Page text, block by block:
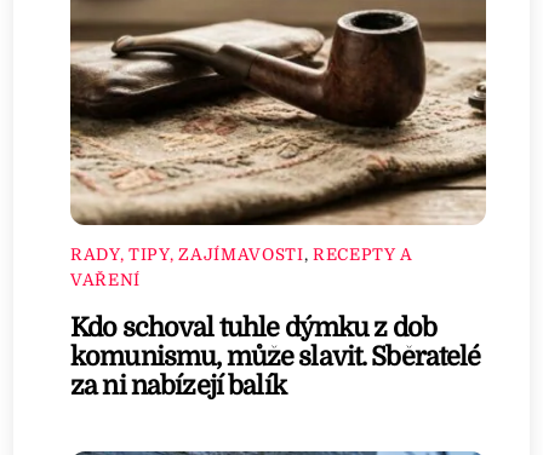
RADY, TIPY, ZAJÍMAVOSTI, RECEPTY A
VAŘENÍ
Kdo schoval tuhle dýmku z dob
komunismu, může slavit. Sběratelé
za ni nabízejí balík